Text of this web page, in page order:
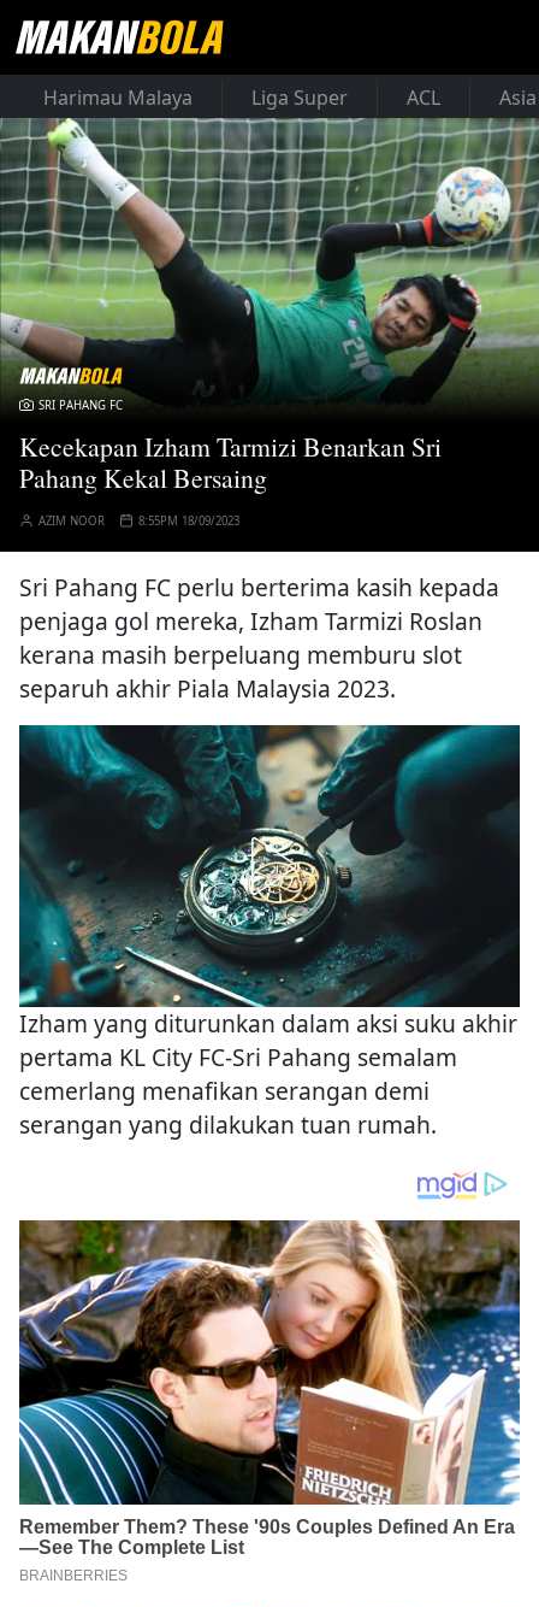
Harimau Malaya Liga Super ACL
SRI PAHANG FC
Kecekapan Izham Tarmizi Benarkan Sri
Pahang Kekal Bersaing
AZIM NOOR 8:55PM 18/09/2023
Sri Pahang FC perlu berterima kasih kepada
penjaga gol mereka, Izham Tarmizi Roslan
kerana masih berpeluang memburu slot
separuh akhir Piala Malaysia 2023.
Izham yang diturunkan dalam aksi suku akhir
pertama KL City FC-Sri Pahang semalam
cemerlang menafikan serangan demi
serangan yang dilakukan tuan rumah.